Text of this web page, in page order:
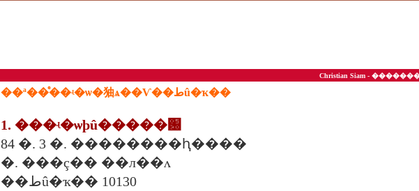
Christian Siam -
��ª��ͤ��ʵ�ѡ�㹨ѧ��Ѵ��طû�ҡ��
1. ���ʵ�ѡþû�����԰
84 �. 3 �. ��������ԧ����
�. ���ç�� ��л��ᴧ
��طû�ҡ�� 10130